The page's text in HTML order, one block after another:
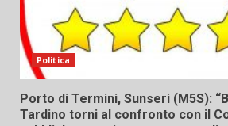
Politica
Porto di Termini, Sunseri (M5S):
Tardino torni al confronto con il